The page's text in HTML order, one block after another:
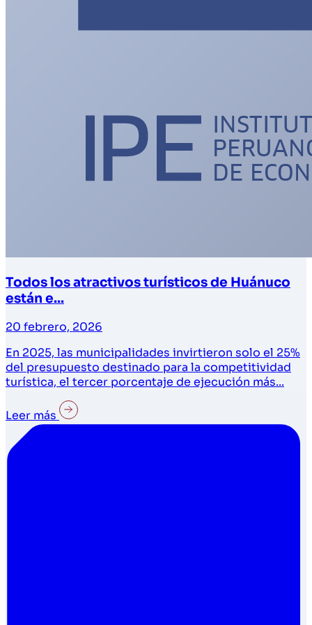
Todos los atractivos turísticos de Huánuco
están e...
20 febrero, 2026
En 2025, las municipalidades invirtieron solo el 25%
del presupuesto destinado para la competitividad
turística, el tercer porcentaje de ejecución más...
Leer más